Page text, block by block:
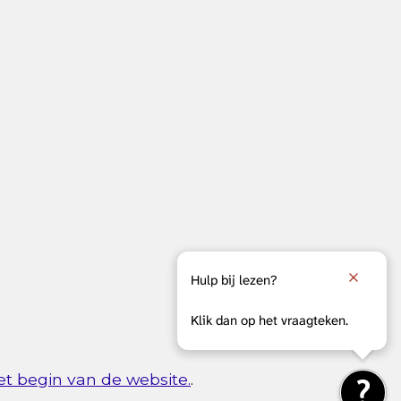
begin van de website..
Hulp bij lezen?
Klik dan op het vraagteken.